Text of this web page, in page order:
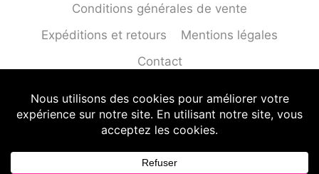
Conditions générales de vente
Expéditions et retours
Mentions légales
Contact
© 2026 T-shirts Départements - Tous droits
réservés